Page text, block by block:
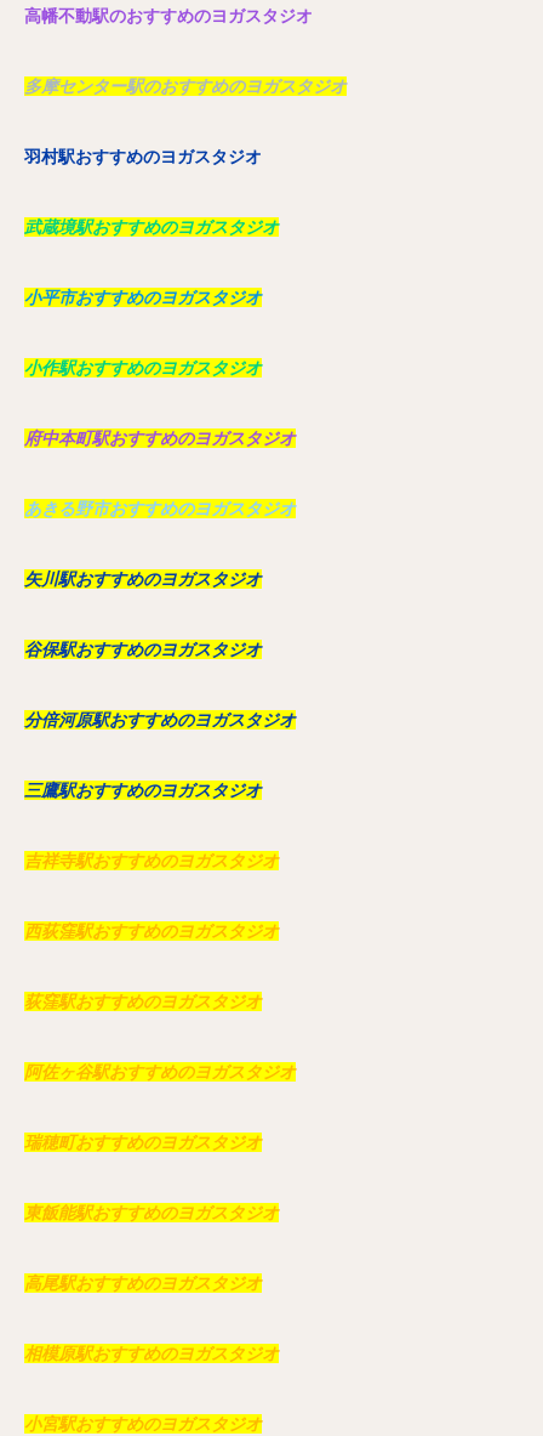
高幡不動駅のおすすめのヨガスタジオ
多摩センター駅のおすすめのヨガスタジオ
羽村駅おすすめのヨガスタジオ
武蔵境駅おすすめのヨガスタジオ
小平市おすすめのヨガスタジオ
小作駅おすすめのヨガスタジオ
府中本町駅おすすめのヨガスタジオ
あきる野市おすすめのヨガスタジオ
矢川駅おすすめのヨガスタジオ
谷保駅おすすめのヨガスタジオ
分倍河原駅おすすめのヨガスタジオ
三鷹駅おすすめのヨガスタジオ
吉祥寺駅おすすめのヨガスタジオ
西荻窪駅おすすめのヨガスタジオ
荻窪駅おすすめのヨガスタジオ
阿佐ヶ谷駅おすすめのヨガスタジオ
瑞穂町おすすめのヨガスタジオ
東飯能駅おすすめのヨガスタジオ
高尾駅おすすめのヨガスタジオ
相模原駅おすすめのヨガスタジオ
小宮駅おすすめのヨガスタジオ